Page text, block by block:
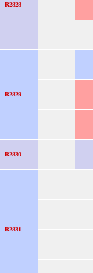
R2828
R2829
R2830
R2831